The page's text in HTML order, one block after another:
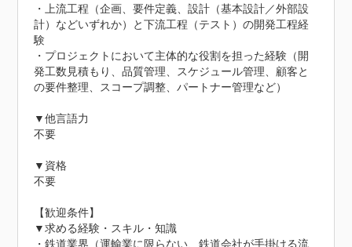
・上流工程（企画、要件定義、設計（基本設計／外部設
計）などいずれか）と下流工程（テスト）の開発工程経
験
・プロジェクトにおいて主体的な役割を担った経験（開
発工数見積もり、品質管理、スケジュール管理、顧客と
の要件整理、スコープ調整、パートナー管理など）
▼他言語力
不要
▼資格
不要
【歓迎条件】
▼求める経験・スキル・知識
・鉄道業界（運輸業に限らない、鉄道会社が手掛ける流